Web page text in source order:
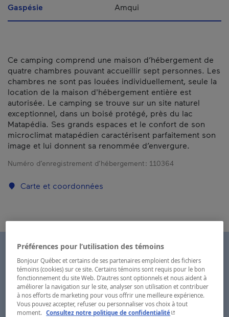
Gaspésie Amqui
Ce camping comprend une maison d’hébergement de
quatre chambres pouvant accueillir sept personnes. Les
chambres ne sont pas louées individuellement, seule la
location de la maison d'hébergement entière est
autorisée. Le camping se trouve sur un site naturel
exceptionnel, dans un boisé protégé, près du lac
Matapédia. Ses grands espaces et le confort de son
microclimat matapédien caractérisent parfaitement son
image et lui donnent sa renommée d’envergure.
Numéro d’enregistrement d’hébergement : 110364
Carte et coordonnées
Préférences pour l’utilisation des témoins
Bonjour Québec et certains de ses partenaires emploient des fichiers
témoins (cookies) sur ce site. Certains témoins sont requis pour le bon
fonctionnement du site Web. D’autres sont optionnels et nous aident à
améliorer la navigation sur le site, analyser son utilisation et contribuer
à nos efforts de marketing pour vous offrir une meilleure expérience.
Vous pouvez accepter, refuser ou personnaliser vos choix à tout
moment.
Consultez notre politique de confidentialité- Cet hyperlien